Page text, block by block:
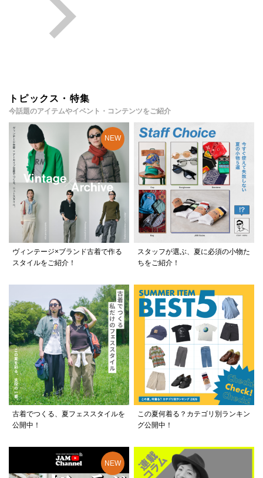
トピックス・特集
今話題のアイテムやイベント・コンテンツをご紹介
ヴィンテージ×ブランド古着で作る
スタイルをご紹介！
スタッフが選ぶ、夏に必須の小物た
ちをご紹介！
古着でつくる、夏フェススタイルを
公開中！
この夏何着る？カテゴリ別ランキン
グ公開中！